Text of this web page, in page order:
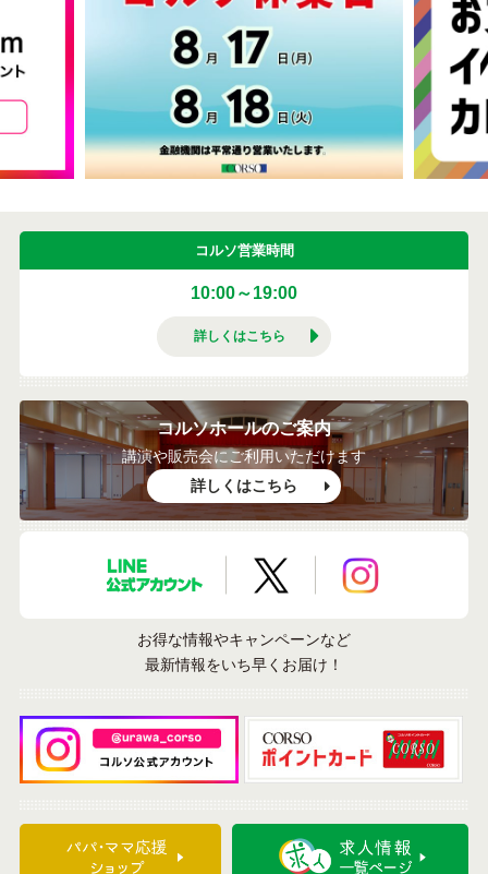
コルソ営業時間
10:00～19:00
詳しくはこちら
コルソホールのご案内
講演や販売会にご利用いただけます
詳しくはこちら
LINE公式アカウントX公式アカウント
お得な情報やキャンペーンなど
最新情報をいち早くお届け！